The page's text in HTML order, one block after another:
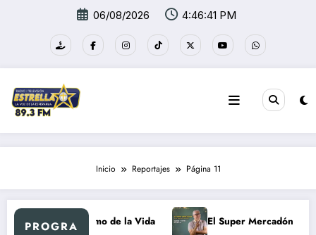
06/08/2026 4:46:42 PM
Inicio Reportajes Página 11
PROGRA
Al Ritmo de la Vida El Super Mercadón